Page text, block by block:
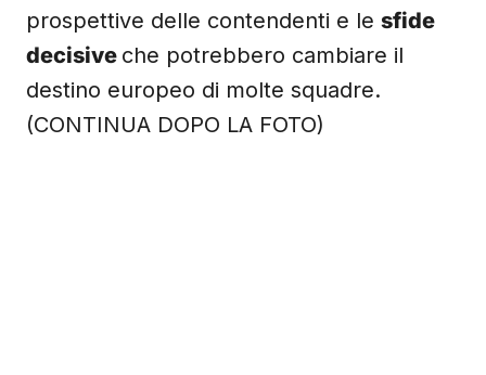
prospettive delle contendenti e le sfide
decisive che potrebbero cambiare il
destino europeo di molte squadre.
(CONTINUA DOPO LA FOTO)